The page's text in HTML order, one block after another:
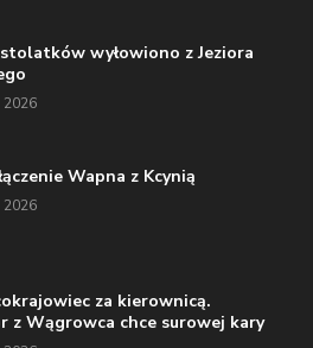
wyłowiono z Jeziora
2026
Wapna z Kcynią
2026
za kierownicą.
z Wągrowca chce surowej kary